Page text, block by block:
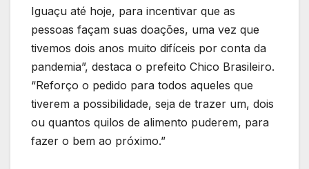
Iguaçu até hoje, para incentivar que as
pessoas façam suas doações, uma vez que
tivemos dois anos muito difíceis por conta da
pandemia”, destaca o prefeito Chico Brasileiro.
“Reforço o pedido para todos aqueles que
tiverem a possibilidade, seja de trazer um, dois
ou quantos quilos de alimento puderem, para
fazer o bem ao próximo.”